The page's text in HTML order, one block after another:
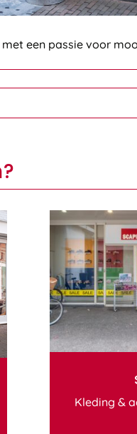
een passie voor
Kleding &